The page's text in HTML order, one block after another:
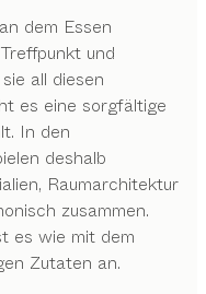
dem Essen
und
all diesen
es eine sorgfältige
In den
deshalb
Raumarchitektur
zusammen.
es wie mit dem
Zutaten an.